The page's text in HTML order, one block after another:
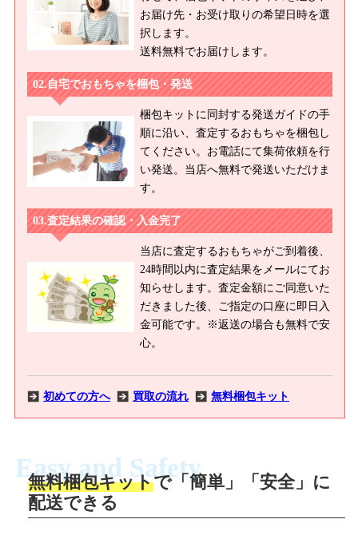
お届け先・お受け取りの希望日時を選
択します。
送料無料でお届けします。
自宅でおもちゃを梱包・発送
梱包キットに同封する発送ガイドの手
順に沿い、査定するおもちゃを梱包し
てください。お電話にて集荷依頼を行
い発送。当店へ無料で発送いただけま
す。
査定結果の確認・入金完了
当店に査定するおもちゃがご到着後、
24時間以内に査定結果をメールにてお
知らせします。査定金額にご同意いた
だきました後、ご指定の口座に即日入
金可能です。※返送の場合も無料で安
心。
初めての方へ 買取の流れ 無料梱包キット
商品撮影
LINEの友だち追加・査定画像を送信
Easy and Safety
無料梱包キットで「簡単」「安全」に
配送できる